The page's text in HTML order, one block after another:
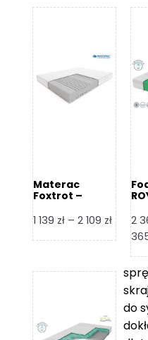
Materac
Foxtrot –
1 139 zł – 2 109 złZakres
cen:
1
139 zł
do
2
109 zł
2
do